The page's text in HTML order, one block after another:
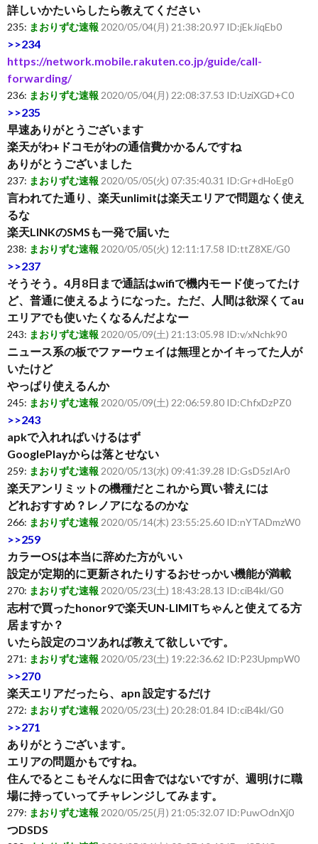
詳しいかたいらしたら教えてください
235: まおりずむ速報 2020/05/04(月) 21:38:20.97 ID:jEkJiqEb0
>>234
https://network.mobile.rakuten.co.jp/guide/call-
forwarding/
236: まおりずむ速報 2020/05/04(月) 22:08:37.53 ID:UziXGD+C0
>>235
早速ありがとうございます
楽天がわ+ドコモがわの通信費かかるんですね
ありがとうございました
237: まおりずむ速報 2020/05/05(火) 07:35:40.31 ID:Gr+dHoEg0
言われてた通り、楽天unlimitは楽天エリアで問題なく使え
るな
楽天LINKのSMSも一発で届いた
238: まおりずむ速報 2020/05/05(火) 12:11:17.58 ID:ttZ8XE/G0
>>237
そうそう。4月8日まで通話はwifiで機内モード使ってたけ
ど、普通に使えるようになった。ただ、人間は欲深くてau
エリアでも使いたくなるんだよなー
243: まおりずむ速報 2020/05/09(土) 21:13:05.98 ID:v/xNchk90
ニュース系の板でファーウェイは無理とかイキってた人が
いたけど
やっぱり使えるんか
245: まおりずむ速報 2020/05/09(土) 22:06:59.80 ID:ChfxDzPZ0
>>243
apkで入れればいけるはず
GooglePlayからは落とせない
259: まおりずむ速報 2020/05/13(水) 09:41:39.28 ID:GsD5zIAr0
楽天アンリミットの機種だとこれから買い替えには
どれおすすめ？レノアになるのかな
266: まおりずむ速報 2020/05/14(木) 23:55:25.60 ID:nYTADmzW0
>>259
カラーOSは本当に辞めた方がいい
設定が定期的に更新されたりするおせっかい機能が満載
270: まおりずむ速報 2020/05/23(土) 18:43:28.13 ID:ciB4kl/G0
志村で買ったhonor9で楽天UN-LIMITちゃんと使えてる方
居ますか？
いたら設定のコツあれば教えて欲しいです。
271: まおりずむ速報 2020/05/23(土) 19:22:36.62 ID:P23UpmpW0
>>270
楽天エリアだったら、apn 設定するだけ
272: まおりずむ速報 2020/05/23(土) 20:28:01.84 ID:ciB4kl/G0
>>271
ありがとうございます。
エリアの問題かもですね。
住んでるとこもそんなに田舎ではないですが、週明けに職
場に持っていってチャレンジしてみます。
279: まおりずむ速報 2020/05/25(月) 21:05:32.07 ID:PuwOdnXj0
つDSDS